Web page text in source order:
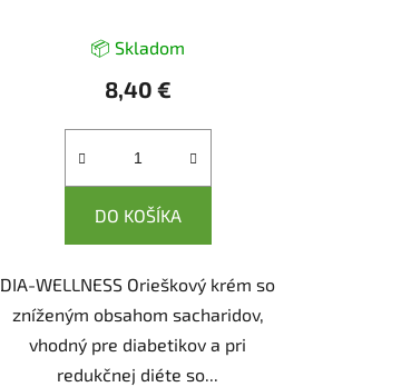
📦 Skladom
8,40 €
DO KOŠÍKA
DIA-WELLNESS Orieškový krém so
zníženým obsahom sacharidov,
vhodný pre diabetikov a pri
redukčnej diéte so...